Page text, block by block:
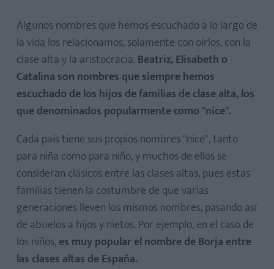
Algunos nombres que hemos escuchado a lo largo de
la vida los relacionamos, solamente con oírlos, con la
clase alta y la aristocracia. Beatriz, Elisabeth o
Catalina son nombres que siempre hemos
escuchado de los hijos de familias de clase alta, los
que denominados popularmente como "nice".
Cada país tiene sus propios nombres "nice", tanto
para niña como para niño, y muchos de ellos se
consideran clásicos entre las clases altas, pues estas
familias tienen la costumbre de que varias
generaciones lleven los mismos nombres, pasando así
de abuelos a hijos y nietos. Por ejemplo, en el caso de
los niños,es muy popular el nombre de Borja entre
las clases altas de España.